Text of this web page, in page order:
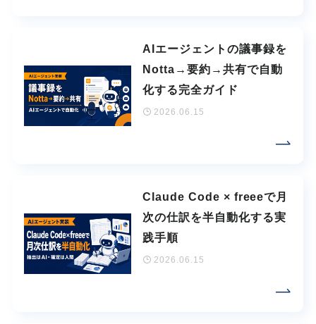
AIエージェントの議事録を
Notta→要約→共有で自動
化する完全ガイド
2026.06.15
Claude Code × freeeで月
次の仕訳を半自動化する実
践手順
2026.06.15